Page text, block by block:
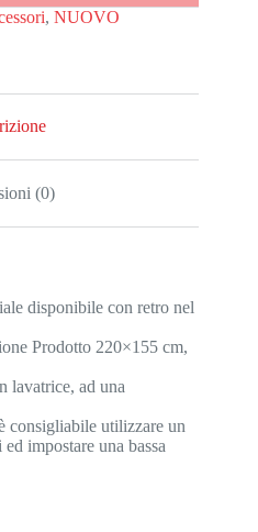
, NUOVO
(0)
disponibile con retro nel
Prodotto 220×155 cm,
lavatrice, ad una
consigliabile utilizzare un
impostare una bassa